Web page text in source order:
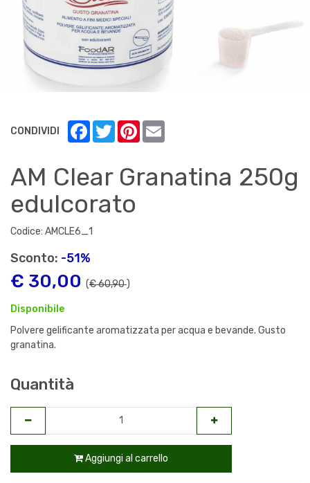
CONDIVIDI FacebookTwitterPinterest
AM Clear Granatina 250g
edulcorato
Codice: AMCLE6_1
Sconto: -51%
€ 30,00 (€ 60,90)
Disponibile
Polvere gelificante aromatizzata per acqua e bevande. Gusto
granatina.
Quantità
Aggiungi al carrello